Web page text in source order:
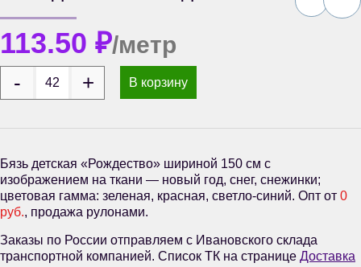
113.50 ₽/метр
В корзину
Бязь детская «Рождество» шириной 150 см с
изображением на ткани — новый год, снег, снежинки;
цветовая гамма: зеленая, красная, светло-синий. Опт от 0
руб., продажа рулонами.
Заказы по России отправляем с Ивановского склада
транспортной компанией. Список ТК на странице Доставка